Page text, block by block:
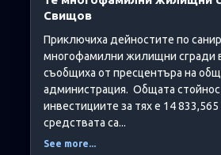
Свищов
Приключиха дейностите по
многофамилни жилищни сгради
съобщиха от пресцентъра на
администрация. Общата
инвестициите за тях е 14 833,565
средствата са...
See more...